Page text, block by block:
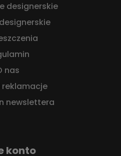
designerskie
nas
reklamacje
newslettera
konto